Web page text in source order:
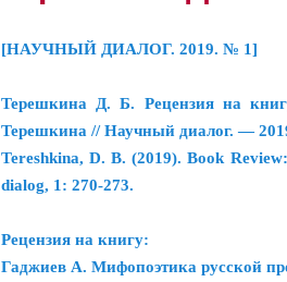
[НАУЧНЫЙ ДИАЛОГ. 2019. № 1]
Терешкина Д. Б. Рецензия на
Терешкина // Научный диалог. —
Tereshkina, D. B. (2019). Book
dialog, 1: 270-273.
Рецензия на книгу:
Гаджиев А. Мифопоэтика русской